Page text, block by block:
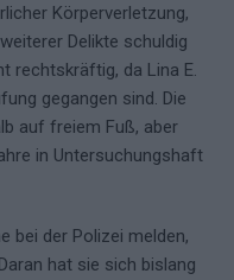
Körperverletzung,
Delikte schuldig
rechtskräftig, da Lina E.
gegangen sind. Die
auf freiem Fuß, aber
in Untersuchungshaft
bei der Polizei melden,
hat sie sich bislang